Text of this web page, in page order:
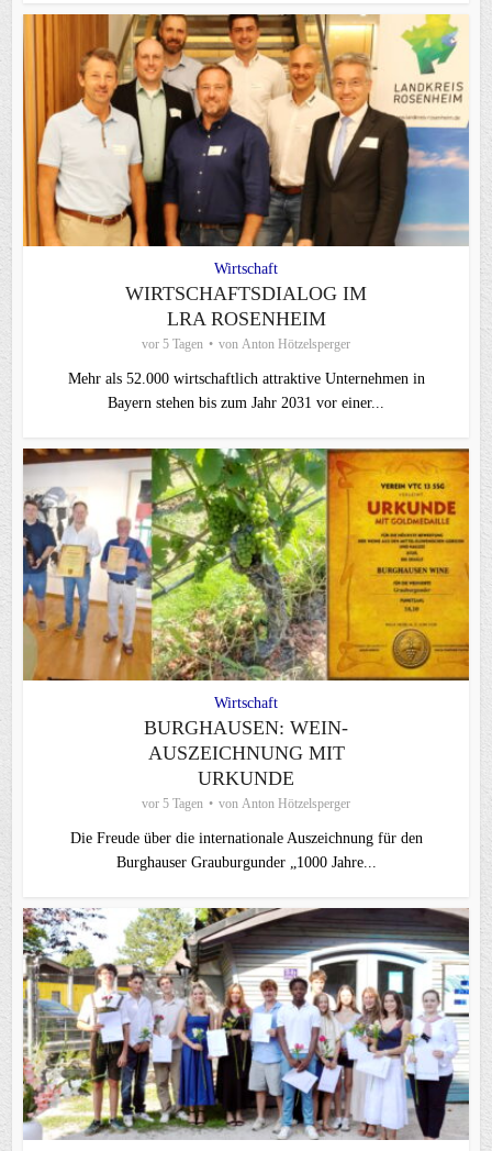
Wirtschaft
WIRTSCHAFTSDIALOG IM
LRA ROSENHEIM
vor 5 Tagen von Anton Hötzelsperger
Mehr als 52.000 wirtschaftlich attraktive Unternehmen in
Bayern stehen bis zum Jahr 2031 vor einer...
Wirtschaft
BURGHAUSEN: WEIN-
AUSZEICHNUNG MIT
URKUNDE
vor 5 Tagen von Anton Hötzelsperger
Die Freude über die internationale Auszeichnung für den
Burghauser Grauburgunder „1000 Jahre...